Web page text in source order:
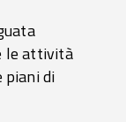
le attività
piani di